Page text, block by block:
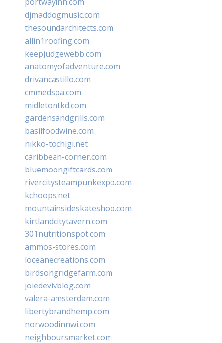
djmaddogmusic.com
thesoundarchitects.com
allin1roofing.com
keepjudgewebb.com
anatomyofadventure.com
drivancastillo.com
cmmedspa.com
midletontkd.com
gardensandgrills.com
basilfoodwine.com
nikko-tochigi.net
caribbean-corner.com
bluemoongiftcards.com
rivercitysteampunkexpo.com
kchoops.net
mountainsideskateshop.com
kirtlandcitytavern.com
301nutritionspot.com
ammos-stores.com
loceanecreations.com
birdsongridgefarm.com
joiedevivblog.com
valera-amsterdam.com
libertybrandhemp.com
norwoodinnwi.com
neighboursmarket.com